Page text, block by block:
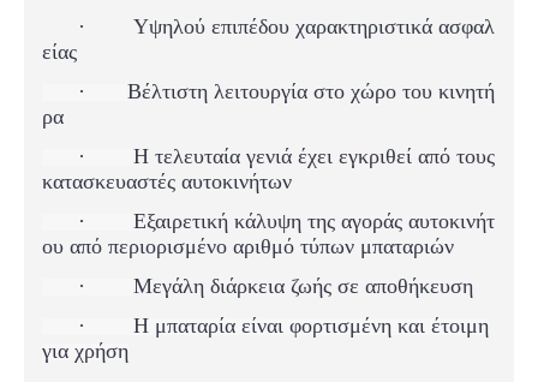
·
Υψηλού επιπέδου χαρακτηριστικά ασφαλ
είας
·
Βέλτιστη λειτουργία στο χώρο του κινητή
ρα
·
Η τελευταία γενιά έχει εγκριθεί από τους
κατασκευαστές αυτοκινήτων
·
Εξαιρετική κάλυψη της αγοράς αυτοκινήτ
ου από περιορισμένο αριθμό τύπων μπαταριών
·
Μεγάλη διάρκεια ζωής σε αποθήκευση
· H μπαταρία είναι φορτισμένη και έτοιμη
για χρήση